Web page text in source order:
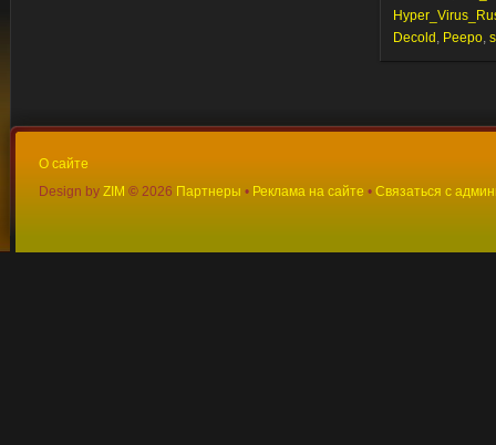
Decold , Peepo,
О сайте
Design by ZIM © 2026 Партнеры • Реклама на сайте • Связаться с